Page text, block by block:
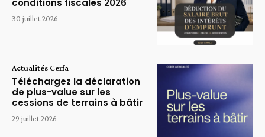
conditions fiscales 2026
30 juillet 2026
Actualités Cerfa
Téléchargez la déclaration
de plus-value sur les
cessions de terrains à bâtir
29 juillet 2026